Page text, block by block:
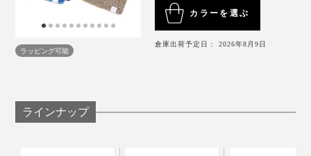
３色の糸を使ったミックス調で、スポーティーすぎず持
ちやすいデザイン。シックな色から鮮やかな色まで６色
あるので、家族で色違いで揃えたり、用途によって使い
ラ。他と比べて、濡らすとペタッとくっつくような張り
ラッピング可能
カラーを選ぶ
倉庫出荷予定日： 2026年8月9日
ラインナップ